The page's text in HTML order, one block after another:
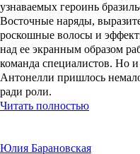
узнаваемых героинь
Восточные наряды,
роскошные волосы и
над ее экранным образом
команда специалистов. Но
Антонелли пришлось
ради роли.
Читать полностью
Юлия Барановская